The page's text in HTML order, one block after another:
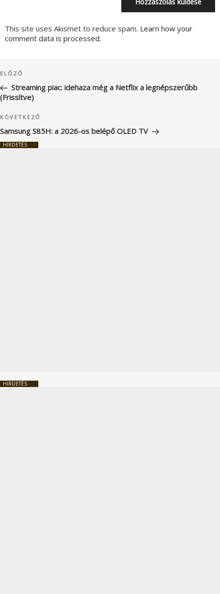
This site uses Akismet to reduce spam. Learn how your
comment data is processed.
navigáció
Korábbi
bejegyzés
ELŐZŐ
Streaming piac: idehaza még a Netflix a legnépszerűbb
(Frissítve)
Következő
bejegyzés
KÖVETKEZŐ
Samsung S85H: a 2026-os belépő OLED TV
HIRDETÉS
HIRDETÉS